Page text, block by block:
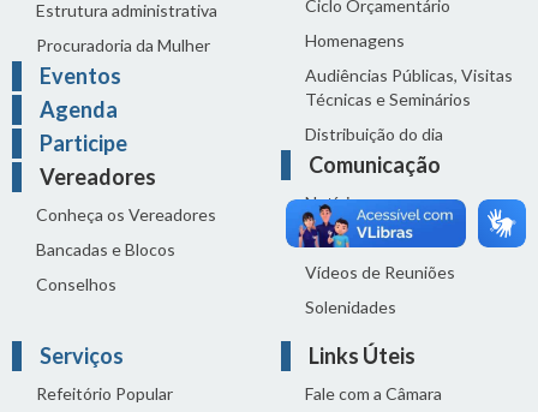
Estrutura administrativa
Procuradoria da Mulher
Eventos
Agenda
Participe
Vereadores
Conheça os Vereadores
Bancadas e Blocos
Conselhos
Ciclo Orçamentário
Homenagens
Audiências Públicas, Visitas
Técnicas e Seminários
Distribuição do dia
Comunicação
Notícias
Sala de Imprensa
Vídeos de Reuniões
Solenidades
Serviços
Refeitório Popular
Links Úteis
Fale com a Câmara